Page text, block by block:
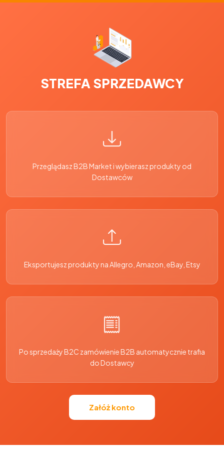
STREFA SPRZEDAWCY
Przeglądasz B2B Market i wybierasz produkty od
Dostawców
Eksportujesz produkty na Allegro, Amazon, eBay, Etsy
Po sprzedaży B2C zamówienie B2B automatycznie trafia
do Dostawcy
Załóż konto